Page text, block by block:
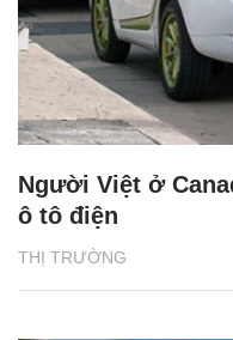
THỊ TRƯỜNG
Người Việt ở
ô tô điện